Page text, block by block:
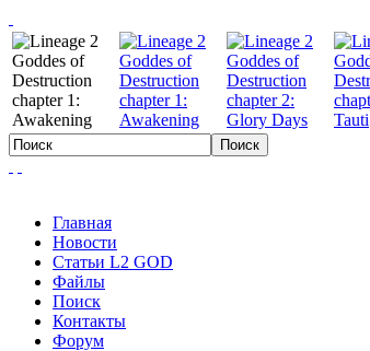
Главная
Новости
Статьи L2 GOD
Файлы
Поиск
Контакты
Форум